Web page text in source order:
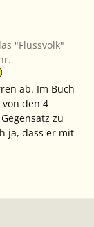
"Flussvolk"
ab. Im Buch
den 4
zu
ja, dass er mit